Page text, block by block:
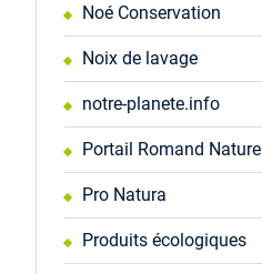
Noé Conservation
Noix de lavage
notre-planete.info
Portail Romand Nature
Pro Natura
Produits écologiques